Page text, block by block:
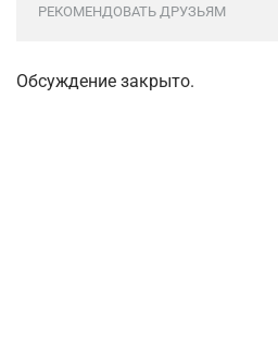
РЕКОМЕНДОВАТЬ ДРУЗЬЯМ
Обсуждение закрыто.